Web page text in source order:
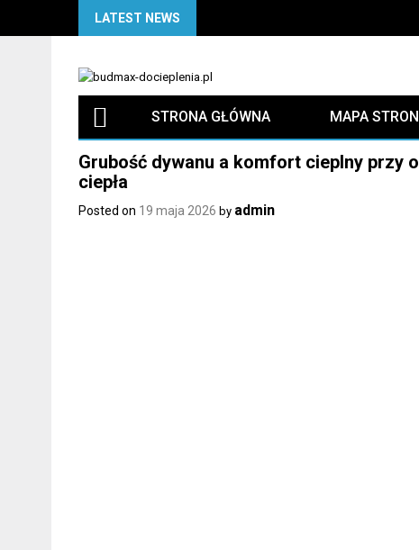
LATEST NEWS
STRONA GŁÓWNA MAPA
Grubość dywanu a komfort cieplny przy
ciepła
Posted on 19 maja 2026 by admin